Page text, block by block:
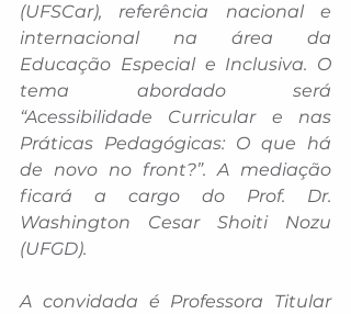
(UFSCar), referência nacional e
internacional na área da
Educação Especial e Inclusiva. O
tema abordado será
“Acessibilidade Curricular e nas
Práticas Pedagógicas: O que há
de novo no front?”. A mediação
ficará a cargo do Prof. Dr.
Washington Cesar Shoiti Nozu
(UFGD).
A convidada é Professora Titular